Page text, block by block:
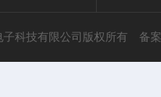
子科技有限公司版权所有 备